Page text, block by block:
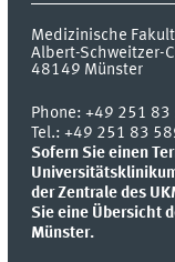
Medizinische
Albert-Schweitzer-
48149 Münster
Phone:+49 251 83
Tel.: +49 251 83
Sofern Sie einen
der Zentrale des
Sie eine Übersicht
Münster.